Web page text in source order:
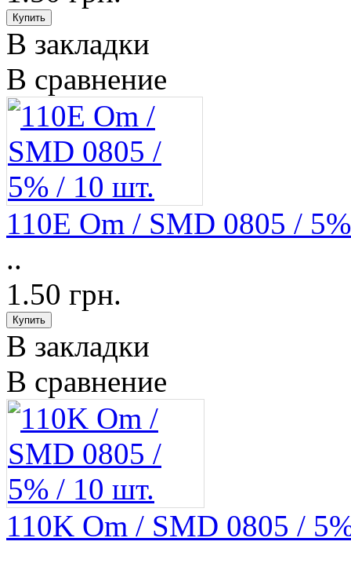
В закладки
В сравнение
110E Om / SMD 0805 /
..
1.50 грн.
В закладки
В сравнение
110K Om / SMD 0805 /